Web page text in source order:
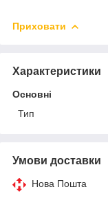
Приховати
Характеристики
Основні
Тип
Умови доставки
Нова Пошта